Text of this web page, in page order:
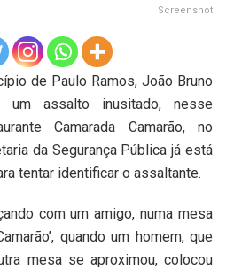
Screenshot
de Paulo Ramos, João Bruno
um assalto inusitado, nesse
Camarada Camarão, no
da Segurança Pública já está
tentar identificar o assaltante.
com um amigo, numa mesa
quando um homem, que
mesa se aproximou, colocou